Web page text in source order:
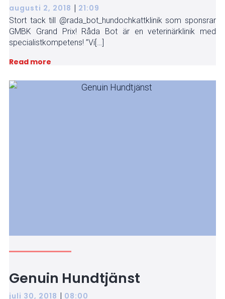
augusti 2, 2018 | 21:09
Stort tack till @rada_bot_hundochkattklinik som sponsrar
GMBK Grand Prix! Råda Bot är en veterinärklinik med
specialistkompetens! ”Vi[…]
Read more
Genuin Hundtjänst
juli 30, 2018 | 08:00